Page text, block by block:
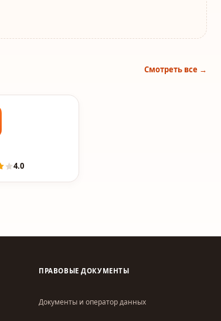
Смотреть все →
4.0
ПРАВОВЫЕ ДОКУМЕНТЫ
Документы и оператор данных